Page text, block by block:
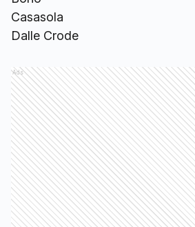
Casasola
Dalle Crode
Ads